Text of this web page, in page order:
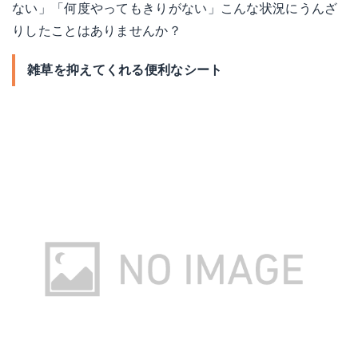
ない」「何度やってもきりがない」こんな状況にうんざ
りしたことはありませんか？
雑草を抑えてくれる便利なシート